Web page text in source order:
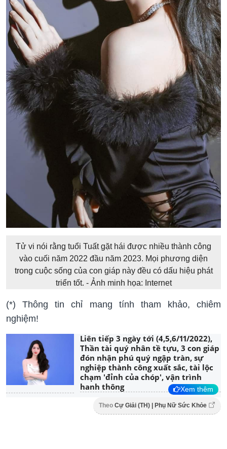
Tử vi nói rằng tuổi Tuất gặt hái được nhiều thành công
vào cuối năm 2022 đầu năm 2023. Mọi phương diện
trong cuộc sống của con giáp này đều có dấu hiệu phát
triển tốt. - Ảnh minh họa: Internet
(*) Thông tin chỉ mang tính tham khảo, chiêm
nghiệm!
Liên tiếp 3 ngày tới (4,5,6/11/2022),
Thần tài quý nhân tề tựu, 3 con giáp
đón nhận phú quý ngập tràn, sự
nghiệp thành công xuất sắc, tài lộc
chạm 'đỉnh của chóp', vận trình
hanh thông
Xem thêm
Theo Cự Giải (TH) | Phụ Nữ Sức Khỏe